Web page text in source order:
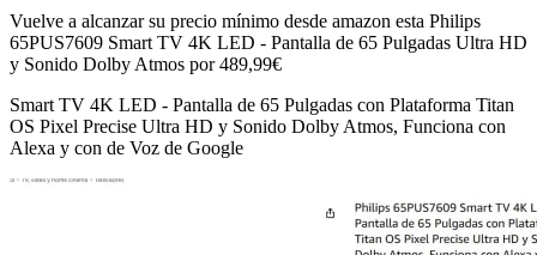
Vuelve a alcanzar su precio mínimo desde amazon esta Philips
65PUS7609 Smart TV 4K LED - Pantalla de 65 Pulgadas Ultra HD
y Sonido Dolby Atmos por 489,99€
Smart TV 4K LED - Pantalla de 65 Pulgadas con Plataforma Titan
OS Pixel Precise Ultra HD y Sonido Dolby Atmos, Funciona con
Alexa y con de Voz de Google